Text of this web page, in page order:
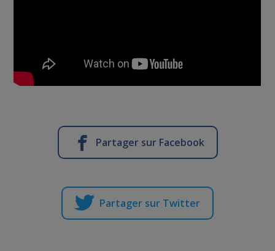
Partager sur Facebook
Partager sur Twitter